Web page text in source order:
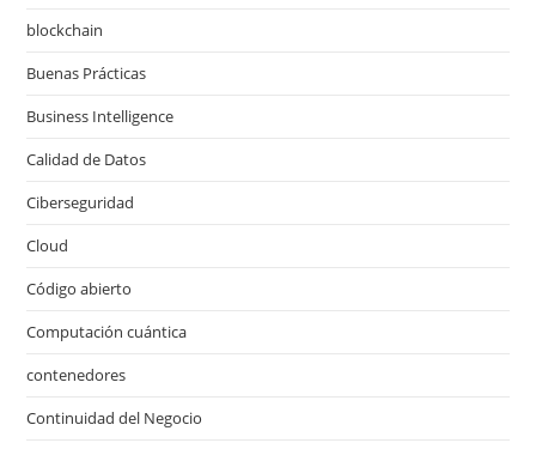
blockchain
Buenas Prácticas
Business Intelligence
Calidad de Datos
Ciberseguridad
Cloud
Código abierto
Computación cuántica
contenedores
Continuidad del Negocio